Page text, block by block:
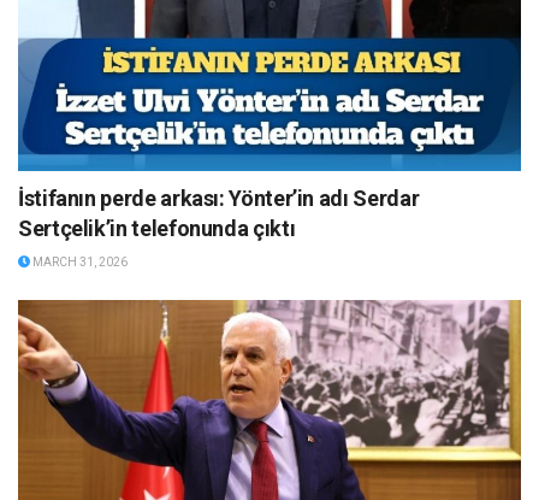
İstifanın perde arkası: Yönter’in adı Serdar
Sertçelik’in telefonunda çıktı
MARCH 31, 2026